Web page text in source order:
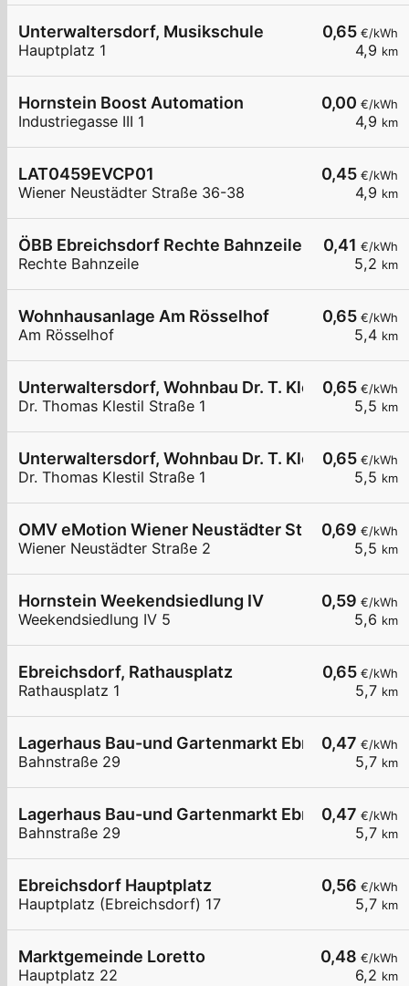
0,65 €/kWh
4,9 km
Unterwaltersdorf, Musikschule
Hauptplatz 1
0,00 €/kWh
4,9 km
Hornstein Boost Automation
Industriegasse III 1
0,45 €/kWh
4,9 km
LAT0459EVCP01
Wiener Neustädter Straße 36-38
0,41 €/kWh
5,2 km
ÖBB Ebreichsdorf Rechte Bahnzeile P&R
Rechte Bahnzeile
0,65 €/kWh
5,4 km
Wohnhausanlage Am Rösselhof
Am Rösselhof
0,65 €/kWh
5,5 km
Unterwaltersdorf, Wohnbau Dr. T. Klestil. Str.
Dr. Thomas Klestil Straße 1
0,65 €/kWh
5,5 km
Unterwaltersdorf, Wohnbau Dr. T. Klestil. Str.
Dr. Thomas Klestil Straße 1
0,69 €/kWh
5,5 km
OMV eMotion Wiener Neustädter Straße 2
Wiener Neustädter Straße 2
0,59 €/kWh
5,6 km
Hornstein Weekendsiedlung IV
Weekendsiedlung IV 5
0,65 €/kWh
5,7 km
Ebreichsdorf, Rathausplatz
Rathausplatz 1
0,47 €/kWh
5,7 km
Lagerhaus Bau-und Gartenmarkt Ebreichsdorf
Bahnstraße 29
0,47 €/kWh
5,7 km
Lagerhaus Bau-und Gartenmarkt Ebreichsdorf
Bahnstraße 29
0,56 €/kWh
5,7 km
Ebreichsdorf Hauptplatz
Hauptplatz (Ebreichsdorf) 17
0,48 €/kWh
6,2 km
Marktgemeinde Loretto
Hauptplatz 22